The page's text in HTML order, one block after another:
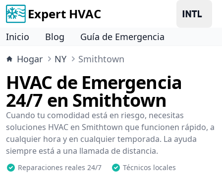
Expert HVAC
Inicio Blog
Guía de Emergencia
Hogar
NY Smithtown
HVAC de Emergencia
24/7 en Smithtown
Cuando tu comodidad está en riesgo, necesitas
soluciones HVAC en Smithtown que funcionen rápido, a
cualquier hora y en cualquier temporada. La ayuda
siempre está a una llamada de distancia.
Reparaciones reales 24/7
Técnicos locales